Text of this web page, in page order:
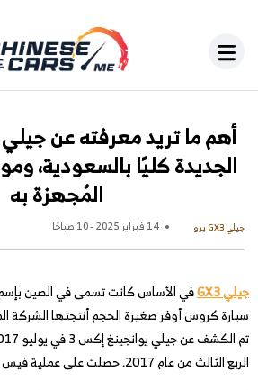
الجديدة كليًا بالسعودية،
المُجهزة به
جيلي GX3 برو 14 فبراير 2025 - 10 صباحًا
جيلي GX3
سيارة كروس أوفر صغيرة الحجم أنتجتها الشركة
الربع الثالث من عام 2017. حصلت على عملية فيس ليفت لها في أبريل 2021 .